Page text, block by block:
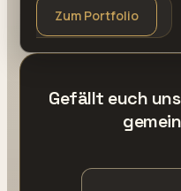
Zum Portfolio
Gefällt euch